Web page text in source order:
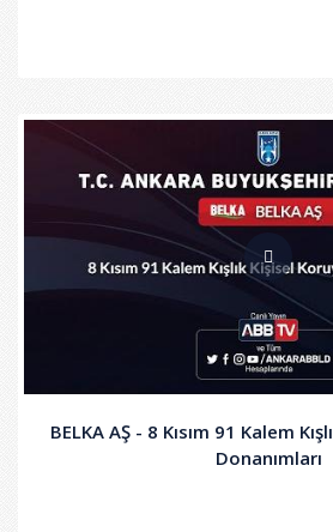
BELKA AŞ - 8 Kısım 91 Kalem
Donanımları